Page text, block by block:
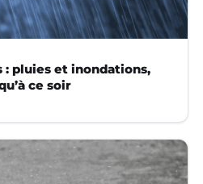
: pluies et inondations,
ce soir